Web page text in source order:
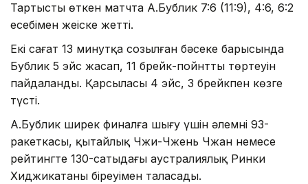
Тартысты өткен матчта А.Бублик 7:6 (11:9), 4:6, 6:2
есебімен жеңіске жетті.
Екі сағат 13 минутқа созылған бәсеке барысында
Бублик 5 эйс жасап, 11 брейк-пойнттың төртеуін
пайдаланды. Қарсыласы 4 эйс, 3 брейкпен көзге
түсті.
А.Бублик ширек финалға шығу үшін әлемнің 93-
ракеткасы, қытайлық Чжи-Чжень Чжан немесе
рейтингте 130-сатыдағы аустралиялық Ринки
Хиджикатаның біреуімен таласады.